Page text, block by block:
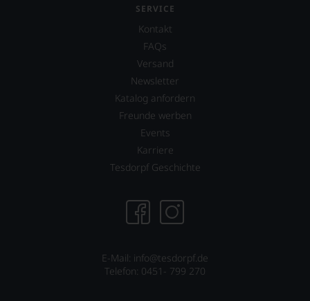
SERVICE
Kontakt
FAQs
Versand
Newsletter
Katalog anfordern
Freunde werben
Events
Karriere
Tesdorpf Geschichte
E-Mail: info@tesdorpf.de
Telefon: 0451- 799 270